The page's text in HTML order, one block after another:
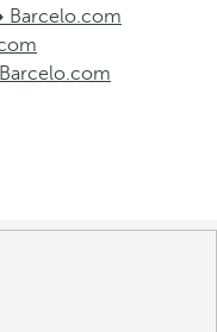
Barcelo.com